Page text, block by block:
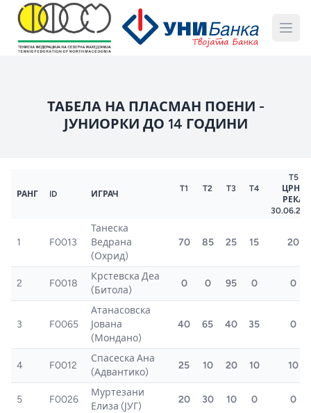
ТАБЕЛА НА ПЛАСМАН ПОЕНИ -
ЈУНИОРКИ ДО 14 ГОДИНИ
РАНГ ID ИГРАЧ
T1 T2 T3 T4
T5
ЦРНА
РЕКА
1 F0013
Танеска
Ведрана
(Охрид)
70 85 25 15 20
2 F0018
Крстевска Деа
(Битола)
0 0 95 0 0
3 F0065
Атанасовска
Јована
(Мондано)
40 65 40 35 0
4 F0012
Спасеска Ана
(Адвантико)
25 10 20 10 10
5 F0026
Муртезани
Елиза (ЈУГ)
20 30 10 0 0